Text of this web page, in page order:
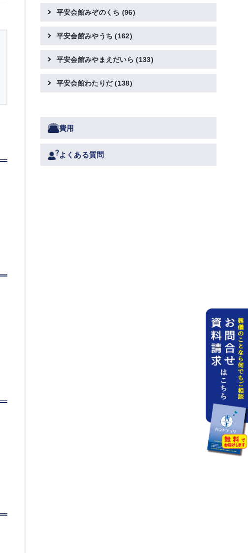
平安会館みぞのくち (96)
平安会館みやうち(162)
平安会館みやまえだいら(133)
平安会館わたりだ(138)
費用
よくある質問